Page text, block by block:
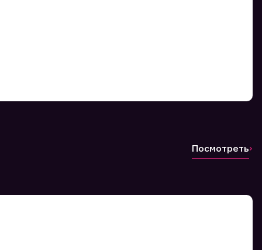
Посмотреть